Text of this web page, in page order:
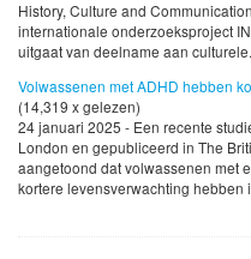
History, Culture and
internationale onderzoeksproject
uitgaat van deelname aan
Volwassenen met ADHD hebben
(14,319 x gelezen)
24 januari 2025 - Een recente
London en gepubliceerd in The
aangetoond dat volwassenen met
kortere levensverwachting hebben